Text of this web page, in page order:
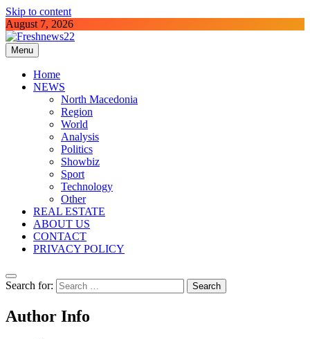
Skip to content
August 7, 2026
Freshnews22
Best News Website in North Macedonia
Menu
Home
NEWS
North Macedonia
Region
World
Analysis
Politics
Showbiz
Sport
Technology
Other
REAL ESTATE
ABOUT US
CONTACT
PRIVACY POLICY
Search for:
Author Info